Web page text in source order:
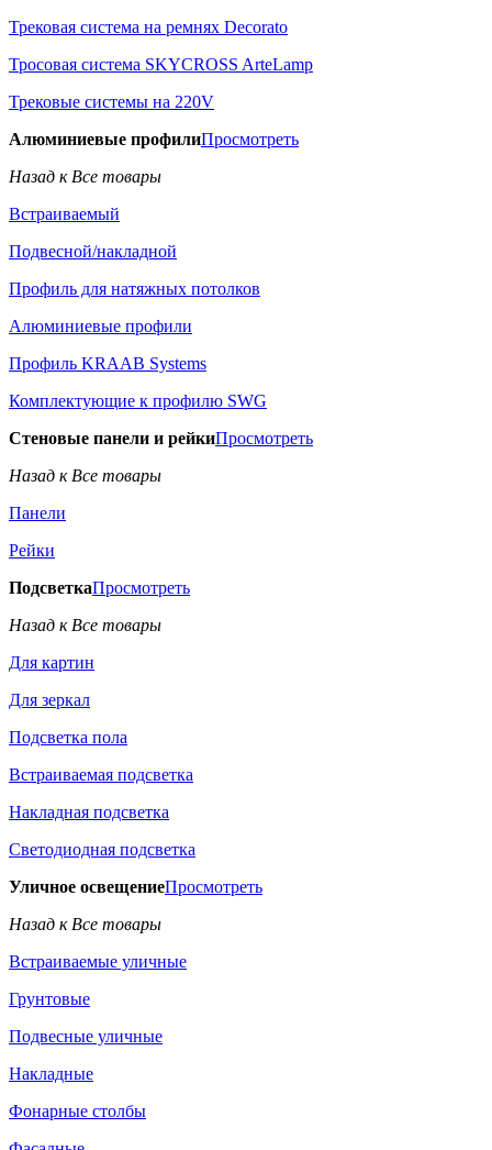
Трековая система на ремнях Decorato
Тросовая система SKYCROSS ArteLamp
Трековые системы на 220V
Алюминиевые профилиПросмотреть
Назад к Все товары
Встраиваемый
Подвесной/накладной
Профиль для натяжных потолков
Алюминиевые профили
Профиль KRAAB Systems
Комплектующие к профилю SWG
Стеновые панели и рейкиПросмотреть
Назад к Все товары
Панели
Рейки
ПодсветкаПросмотреть
Назад к Все товары
Для картин
Для зеркал
Подсветка пола
Встраиваемая подсветка
Накладная подсветка
Светодиодная подсветка
Уличное освещениеПросмотреть
Назад к Все товары
Встраиваемые уличные
Грунтовые
Подвесные уличные
Накладные
Фонарные столбы